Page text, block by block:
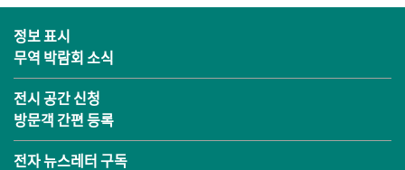
정보 표시
무역 박람회 소식
전시 공간 신청
방문객 간편 등록
전자 뉴스레터 구독